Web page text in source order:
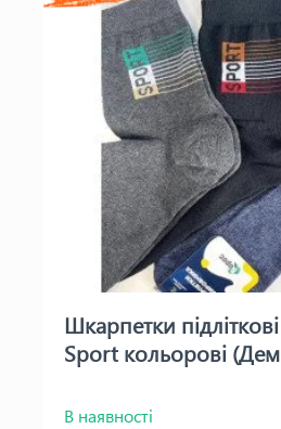
Шкарпетки
Sport кольорові
В наявності